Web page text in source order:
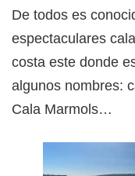
De todos es
espectaculares
costa este donde
algunos nombres:
Cala Marmols…